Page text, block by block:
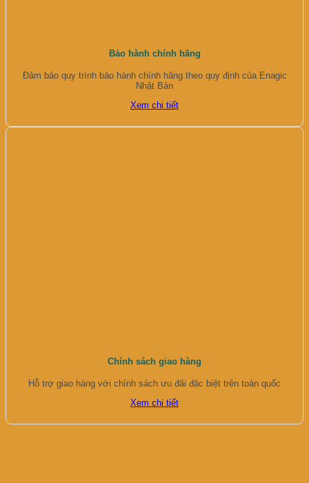
Bảo hành chính hãng
Đảm bảo quy trình bảo hành chính hãng theo quy định của Enagic
Nhật Bản
Xem chi tiết
Chính sách giao hàng
Hỗ trợ giao hàng với chính sách ưu đãi đặc biệt trên toàn quốc
Xem chi tiết